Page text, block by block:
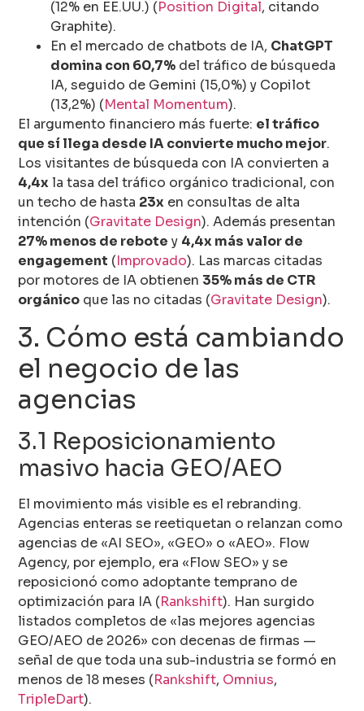
(12% en EE.UU.) (Position Digital, citando
Graphite).
En el mercado de chatbots de IA, ChatGPT
domina con 60,7% del tráfico de búsqueda
IA, seguido de Gemini (15,0%) y Copilot
(13,2%) (Mental Momentum).
El argumento financiero más fuerte: el tráfico
que sí llega desde IA convierte mucho mejor.
Los visitantes de búsqueda con IA convierten a
4,4xla tasa del tráfico orgánico tradicional, con
un techo de hasta 23x en consultas de alta
intención (Gravitate Design). Además presentan
27% menos de rebote y 4,4x más valor de
engagement (Improvado). Las marcas citadas
por motores de IA obtienen 35% más de CTR
orgánico que las no citadas (Gravitate Design).
3. Cómo está cambiando
el negocio de las
agencias
3.1 Reposicionamiento
masivo hacia GEO/AEO
El movimiento más visible es el rebranding.
Agencias enteras se reetiquetan o relanzan como
agencias de «AI SEO», «GEO» o «AEO». Flow
Agency, por ejemplo, era «Flow SEO» y se
reposicionó como adoptante temprano de
optimización para IA (Rankshift). Han surgido
listados completos de «las mejores agencias
GEO/AEO de 2026» con decenas de firmas —
señal de que toda una sub-industria se formó en
menos de 18 meses (Rankshift, Omnius,
TripleDart).